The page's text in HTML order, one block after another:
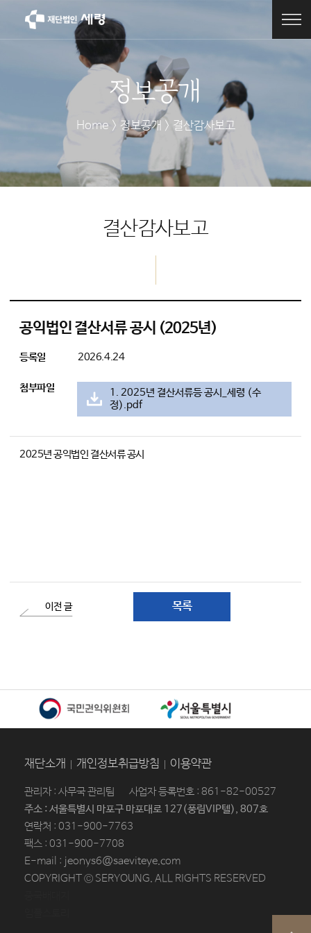
정보공개
Home > 정보공개 > 결산감사보고
결산감사보고
공익법인 결산서류 공시 (2025년)
등록일 2026.4.24
첨부파일
1. 2025년 결산서류등 공시_세령 (수
정).pdf
2025년 공익법인 결산서류 공시
이전 글 목록
재단소개 개인정보취급방침 이용약관
관리자 : 사무국 관리팀
사업자 등록번호 : 861-82-00527
주소 : 서울특별시 마포구 마포대로 127(풍림VIP텔), 807호
연락처 : 031-900-7763
팩스 : 031-900-7708
E-mail : jeonys6@saeviteye.com
COPYRIGHT © SERYOUNG. ALL RIGHTS RESERVED